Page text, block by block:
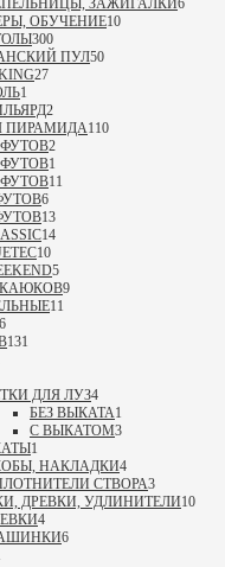
ЗАЖИГАЛКИ6
ОБУЧЕНИЕ10
300
ПУЛ50
27
1
2
ПИРАМИДА110
ФУТОВ2
ФУТОВ1
ФУТОВ11
6
13
14
10
5
9
11
131
ДЛЯ ЛУЗ4
БЕЗ ВЫКАТА1
С ВЫКАТОМ3
1
НАКЛАДКИ4
СТВОРА3
ДРЕВКИ, УДЛИНИТЕЛИ10
4
6